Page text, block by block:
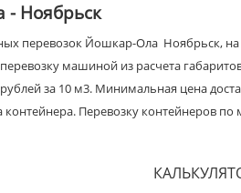
- Ноябрьск
перевозок Йошкар-Ола Ноябрьск,
машиной из расчета
рублей за 10 м3. Минимальная цена
контейнера. Перевозку контейнеров